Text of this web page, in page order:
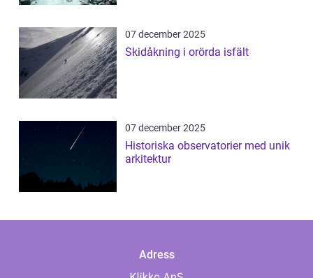
07 december 2025
Skidåkning i orörda isfält
07 december 2025
Historiska observatorier med unik
arkitektur
Adress